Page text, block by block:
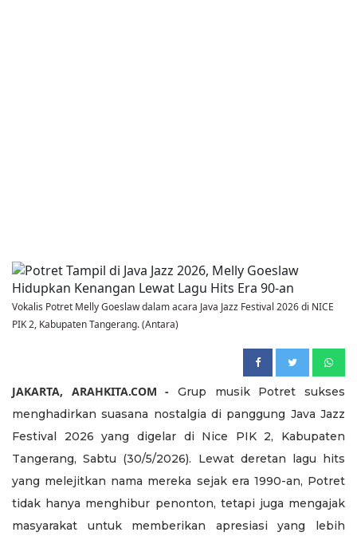
Vokalis Potret Melly Goeslaw dalam acara Java Jazz Festival 2026 di NICE
PIK 2, Kabupaten Tangerang. (Antara)
JAKARTA, ARAHKITA.COM - Grup musik Potret sukses
menghadirkan suasana nostalgia di panggung Java Jazz
Festival 2026 yang digelar di Nice PIK 2, Kabupaten
Tangerang, Sabtu (30/5/2026). Lewat deretan lagu hits
yang melejitkan nama mereka sejak era 1990-an, Potret
tidak hanya menghibur penonton, tetapi juga mengajak
masyarakat untuk memberikan apresiasi yang lebih